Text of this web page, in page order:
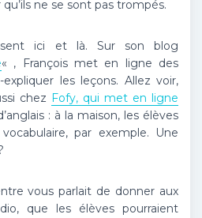
ne se sont pas trompés.
ici et là. Sur son blog
« , François met en ligne des
les leçons. Allez voir,
chez Fofy, qui met en ligne
: à la maison, les élèves
par exemple. Une
vous parlait de donner aux
que les élèves pourraient